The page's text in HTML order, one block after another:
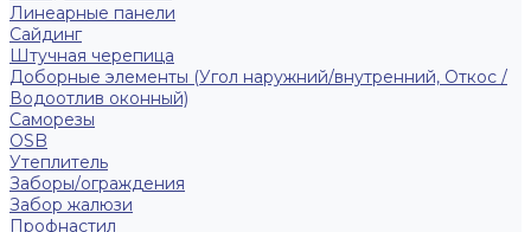
Линеарные панели
Сайдинг
Штучная черепица
Доборные элементы (Угол наружний/внутренний, Откос /
Водоотлив оконный)
Саморезы
OSB
Утеплитель
Заборы/ограждения
Забор жалюзи
Профнастил